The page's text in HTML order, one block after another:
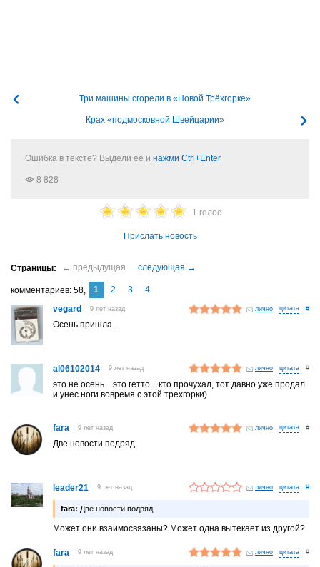
Три машины сгорели в «Новой Трёхгорке»
Крах «подмосковной Швейцарии»
Ошибка в тексте? Выдели её и нажми Ctrl+Enter
8 828
1 голос
Прислать новость
комментариев 58 1 2 3
4
vegard
9 лет назад лично #
Осень пришла…
al06102014 9 лет назад лично #
это не осень…это гетто…кто прочухал, тот давно уже продал
и унес ноги вовремя с этой трехгорки)
fara 9 лет назад лично #
Две новости подряд
leader21 9 лет назад лично #
fara: Две новости подряд
Может они взаимосвязаны? Может одна вытекает из другой?
fara 9 лет назад лично #